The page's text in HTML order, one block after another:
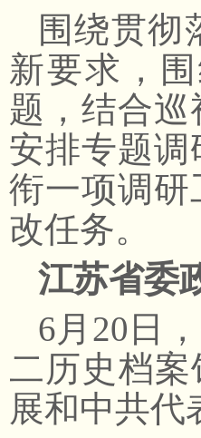
围绕贯彻
新要求，
题，结合
安排专题
衔一项调
改任务。
江苏省委
6月20日
二历史档
展和中共